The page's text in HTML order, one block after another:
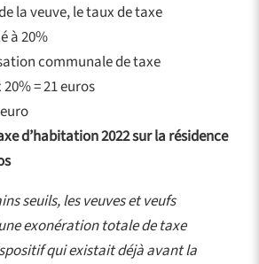
la veuve, le taux de taxe
à 20%
communale de taxe
= 21 euros
d’habitation 2022 sur la résidence
seuils, les veuves et veufs
exonération totale de taxe
qui existait déjà avant la